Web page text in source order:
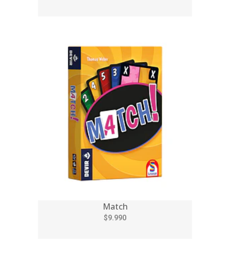
Match
$9.990